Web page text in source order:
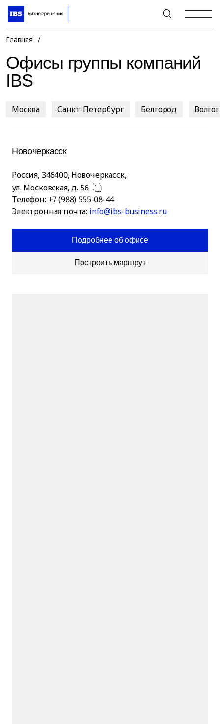
+7 (495) 967-80-80
Главная /
Офисы группы компаний
IBS
Москва Санкт-Петербург Белгород
Новочеркасск
Россия, 346400, Новочеркасск,
ул. Московская, д. 56
Телефон: +7 (988) 555-08-44
Электронная почта: info@ibs-business.ru
Подробнее об офисе
Построить маршрут